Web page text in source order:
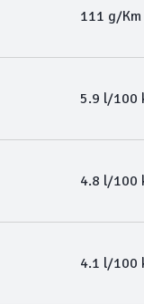
111 g/Km
5.9 l/100
4.8 l/100
4.1 l/100